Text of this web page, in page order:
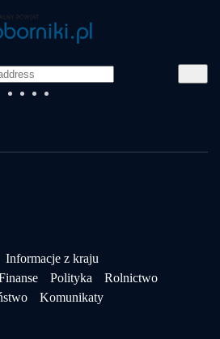
Informacje z kraju
Polityka
Rolnictwo
Komunikaty